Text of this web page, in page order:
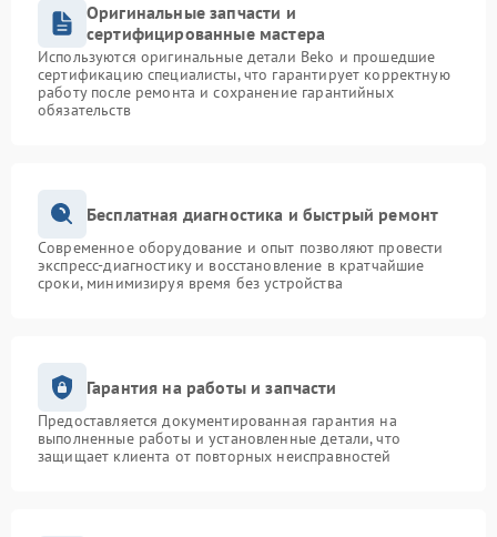
Оригинальные запчасти и
сертифицированные мастера
Используются оригинальные детали Beko и прошедшие
сертификацию специалисты, что гарантирует корректную
работу после ремонта и сохранение гарантийных
обязательств
Бесплатная диагностика и быстрый ремонт
Современное оборудование и опыт позволяют провести
экспресс-диагностику и восстановление в кратчайшие
сроки, минимизируя время без устройства
Гарантия на работы и запчасти
Предоставляется документированная гарантия на
выполненные работы и установленные детали, что
защищает клиента от повторных неисправностей